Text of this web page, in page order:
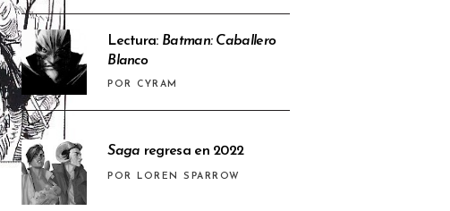
Lectura: Batman: Caballero
Blanco
POR CYRAM
Saga regresa en 2022
POR LOREN SPARROW